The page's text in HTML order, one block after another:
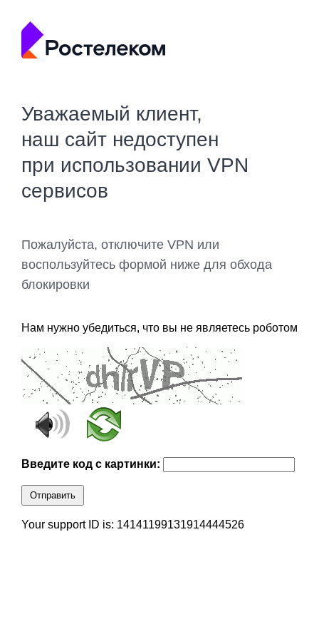
Уважаемый клиент,
наш сайт недоступен
при использовании VPN
сервисов
Пожалуйста, отключите VPN или
воспользуйтесь формой ниже для обхода
блокировки
Нам нужно убедиться, что вы не являетесь роботом
Введите код с картинки:
Отправить
Your support ID is: 14141199131914444526